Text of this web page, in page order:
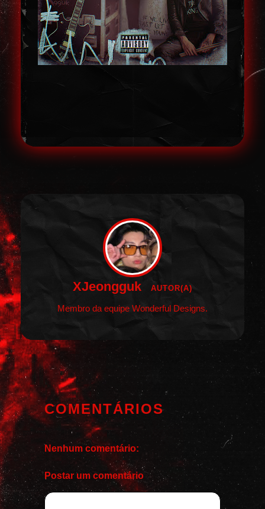
XJeongguk AUTOR(A)
Membro da equipe Wonderful Designs.
COMENTÁRIOS
Nenhum comentário:
Postar um comentário